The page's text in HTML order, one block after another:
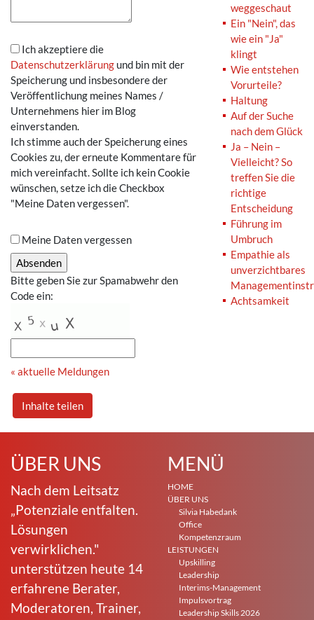
Ich akzeptiere die
Datenschutzerklärung und bin mit der
Speicherung und insbesondere der
Veröffentlichung meines Names /
Unternehmens hier im Blog
einverstanden.
Ich stimme auch der Speicherung eines
Cookies zu, der erneute Kommentare für
mich vereinfacht. Sollte ich kein Cookie
wünschen, setze ich die Checkbox
"Meine Daten vergessen".
Meine Daten vergessen
Bitte geben Sie zur Spamabwehr den
Code ein:
« aktuelle Meldungen
Inhalte teilen
weggeschaut
Ein "Nein", das
wie ein "Ja"
klingt
Wie entstehen
Vorurteile?
Haltung
Auf der Suche
nach dem Glück
Ja – Nein –
Vielleicht? So
treffen Sie die
richtige
Entscheidung
Führung im
Umbruch
Empathie als
unverzichtbares
Achtsamkeit
ÜBER UNS
Nach dem Leitsatz
„Potenziale entfalten.
Lösungen
verwirklichen."
unterstützen heute 14
erfahrene Berater,
Moderatoren, Trainer,
MENÜ
HOME
ÜBER UNS
Silvia Habedank
Office
Kompetenzraum
LEISTUNGEN
Upskilling
Leadership
Interims-Management
Impulsvortrag
Leadership Skills 2026